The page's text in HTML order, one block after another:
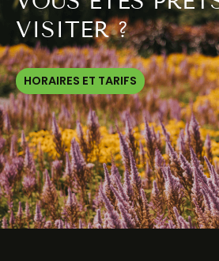
VISITER ?
HORAIRES ET TARIFS